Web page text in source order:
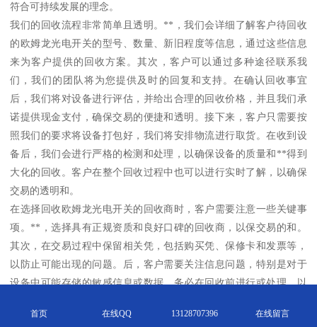
符合可持续发展的理念。
我们的回收流程非常简单且透明。**，我们会详细了解客户待回收
的欧姆龙光电开关的型号、数量、新旧程度等信息，通过这些信息
来为客户提供的回收方案。其次，客户可以通过多种途径联系我
们，我们的团队将为您提供及时的回复和支持。在确认回收事宜
后，我们将对设备进行评估，并给出合理的回收价格，并且我们承
诺提供现金支付，确保交易的便捷和透明。接下来，客户只需要按
照我们的要求将设备打包好，我们将安排物流进行取货。在收到设
备后，我们会进行严格的检测和处理，以确保设备的质量和**得到
大化的回收。客户在整个回收过程中也可以进行实时了解，以确保
交易的透明和。
在选择回收欧姆龙光电开关的回收商时，客户需要注意一些关键事
项。**，选择具有正规资质和良好口碑的回收商，以保交易的和。
其次，在交易过程中保留相关凭，包括购买凭、保修卡和发票等，
以防止可能出现的问题。后，客户需要关注信息问题，特别是对于
设备中可能存储的敏感信息或数据，务必在回收前进行或处理，以
在汕头，有许多良好的回收商可以为您提供欧姆龙光电开关的回收
首页 在线QQ 13128707396 在线留言